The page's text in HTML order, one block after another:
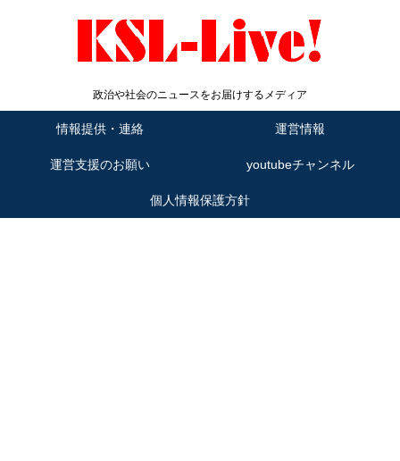
政治や社会のニュースをお届けするメディア
情報提供・連絡 運営情報
運営支援のお願い youtubeチャンネル
個人情報保護方針